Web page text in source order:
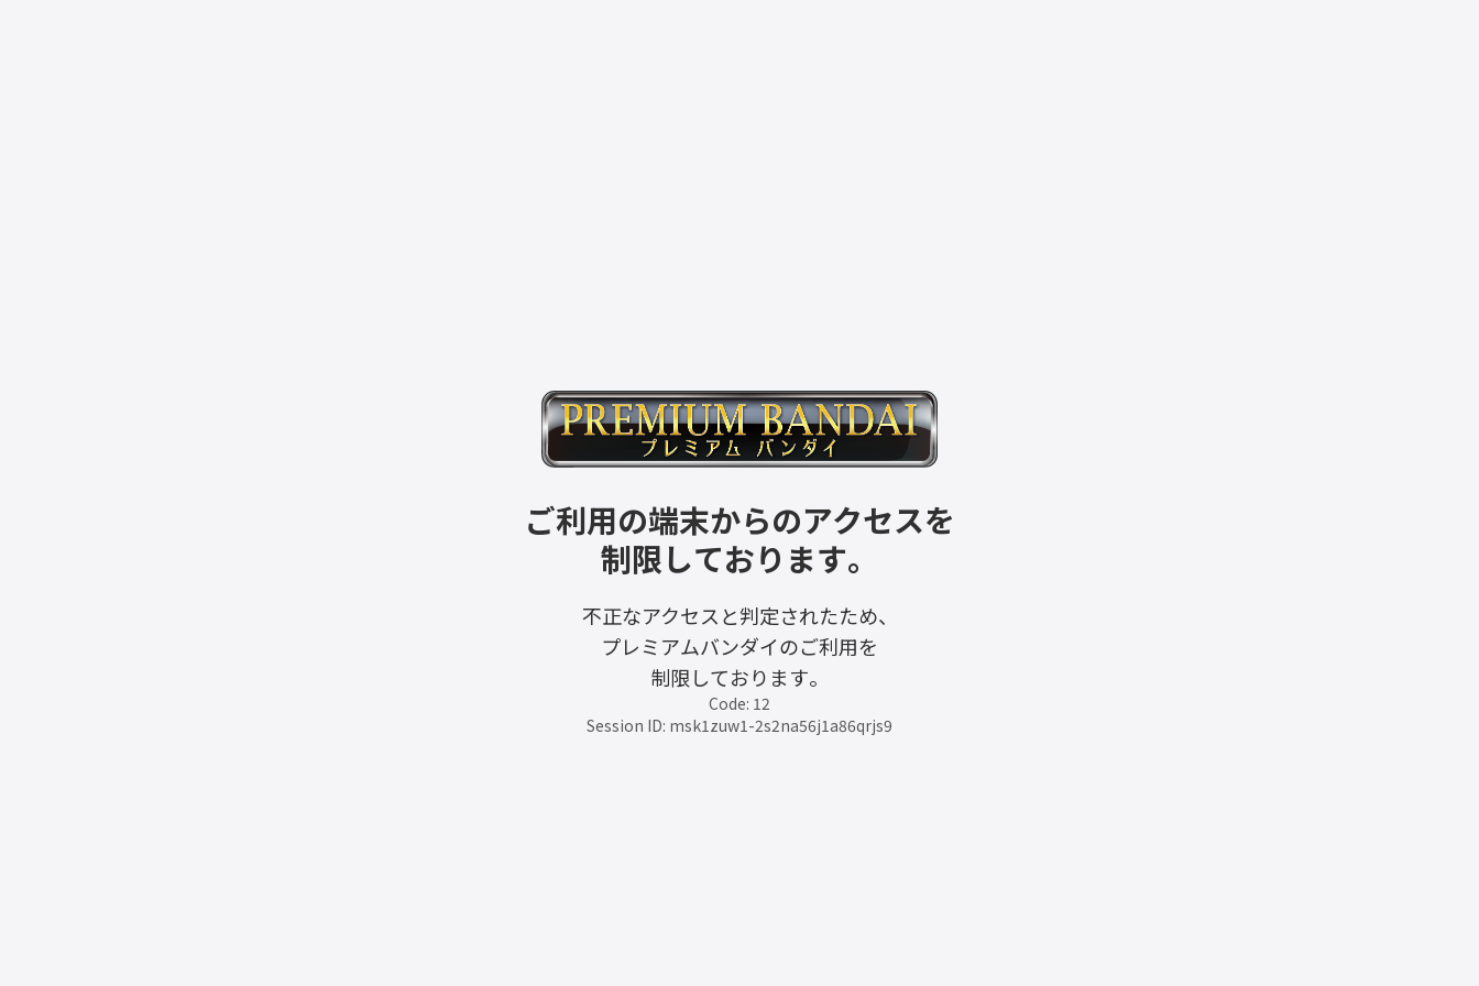
ご利用の端末からのアクセスを
制限しております。
不正なアクセスと判定されたため、
プレミアムバンダイのご利用を
制限しております。
Code: 12
Session ID: msk1zuw1-2s2na56j1a86qrjs9